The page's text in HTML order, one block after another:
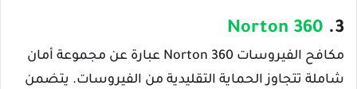
3.
Norton 360
مكافح الفيروسات Norton 360 عبارة عن مجموعة أمان
شاملة تتجاوز الحماية التقليدية من الفيروسات. يتضمن